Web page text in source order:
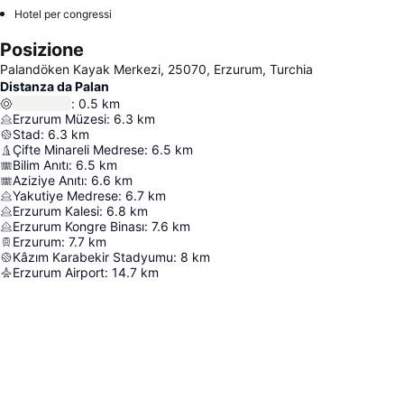
Hotel per congressi
Posizione
Palandöken Kayak Merkezi, 25070, Erzurum, Turchia
Distanza da Palan
: 0.5 km
Erzurum Müzesi: 6.3 km
Stad: 6.3 km
Çifte Minareli Medrese: 6.5 km
Bilim Anıtı: 6.5 km
Aziziye Anıtı: 6.6 km
Yakutiye Medrese: 6.7 km
Erzurum Kalesi: 6.8 km
Erzurum Kongre Binası: 7.6 km
Erzurum: 7.7 km
Kâzım Karabekir Stadyumu: 8 km
Erzurum Airport: 14.7 km